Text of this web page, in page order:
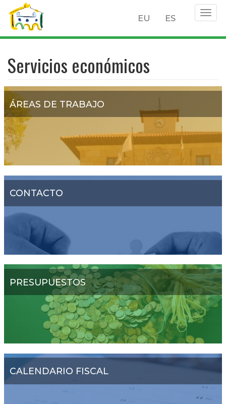
contenido
EU ES
Servicios económicos
ÁREAS DE TRABAJO
CONTACTO
PRESUPUESTOS
CALENDARIO FISCAL